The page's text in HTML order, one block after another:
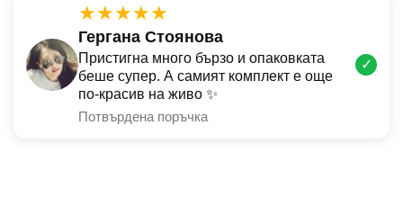
★★★★★
Гергана Стоянова
Пристигна много бързо и опаковката
беше супер. А самият комплект е още
по-красив на живо ✨
Потвърдена поръчка
✓